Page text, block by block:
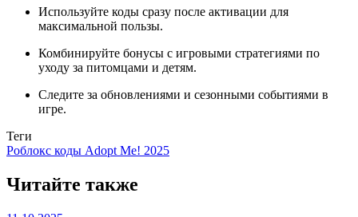
Используйте коды сразу после активации для
максимальной пользы.
Комбинируйте бонусы с игровыми стратегиями по
уходу за питомцами и детям.
Следите за обновлениями и сезонными событиями в
игре.
Теги
Роблокс коды Adopt Me! 2025
Читайте также